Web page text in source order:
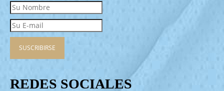
REDES SOCIALES